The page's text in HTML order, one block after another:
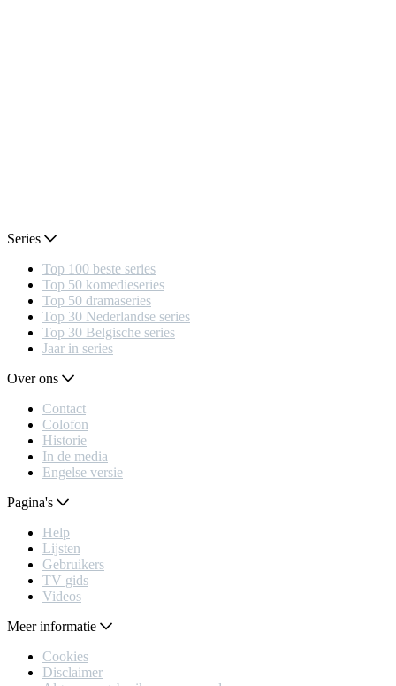
Series
Top 100 beste series
Top 50 komedieseries
Top 50 dramaseries
Top 30 Nederlandse series
Top 30 Belgische series
Jaar in series
Over ons
Contact
Colofon
Historie
In de media
Engelse versie
Pagina's
Help
Lijsten
Gebruikers
TV gids
Videos
Meer informatie
Cookies
Disclaimer